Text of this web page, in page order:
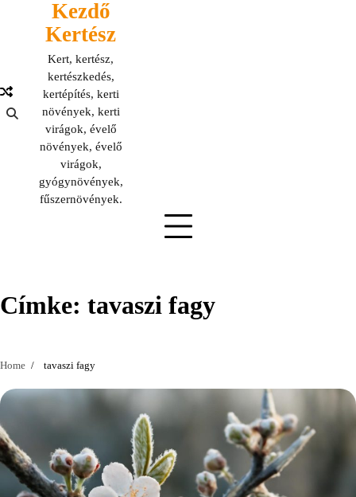
Kezdő
Kertész
Kert, kertész,
kertészkedés,
kertépítés, kerti
növények, kerti
virágok, évelő
növények, évelő
virágok,
gyógynövények,
fűszernövények.
Címke: tavaszi fagy
Home tavaszi fagy